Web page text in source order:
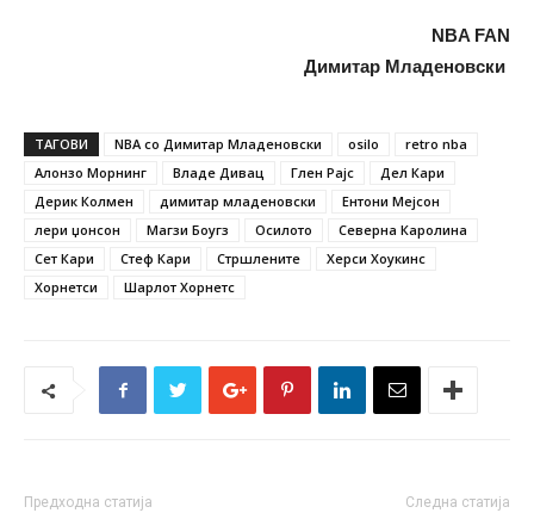
NBA FAN
Димитар Младеновски
ТАГОВИ NBA со Димитар Младеновски osilo
retro nba
Алонзо Морнинг
Владе Дивац Глен Рајс
Дел Кари
Дерик Колмен
димитар младеновски
Ентони Мејсон
лери џонсон
Магзи Боугз Осилото
Северна Каролина
Сет Кари
Стеф Кари Стршлените
Херси Хоукинс
Хорнетси
Шарлот Хорнетс
Предходна статија Следна статија